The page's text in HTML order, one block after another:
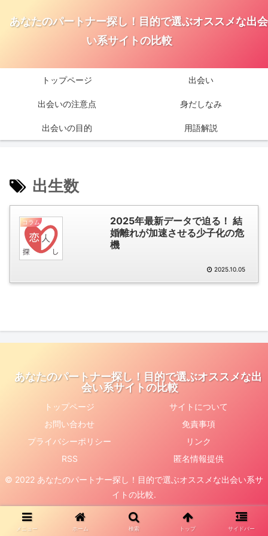
あなたのパートナー探し！目的で選ぶオススメな出会
い系サイトの比較
トップページ 出会い
出会いの注意点 身だしなみ
出会いの目的 用語解説
出生数
コラム
2025年最新データで迫る！ 結
婚離れが加速させる少子化の危
機
2025.10.05
あなたのパートナー探し！目的で選ぶオススメな出
会い系サイトの比較
トップページ
サイトについて
お問い合わせ
免責事項
プライバシーポリシー
リンク
RSS
匿名情報提供
© 2022 あなたのパートナー探し！目的で選ぶオススメな出会い系サ
イトの比較.
メニュー ホーム 検索 トップ サイドバー